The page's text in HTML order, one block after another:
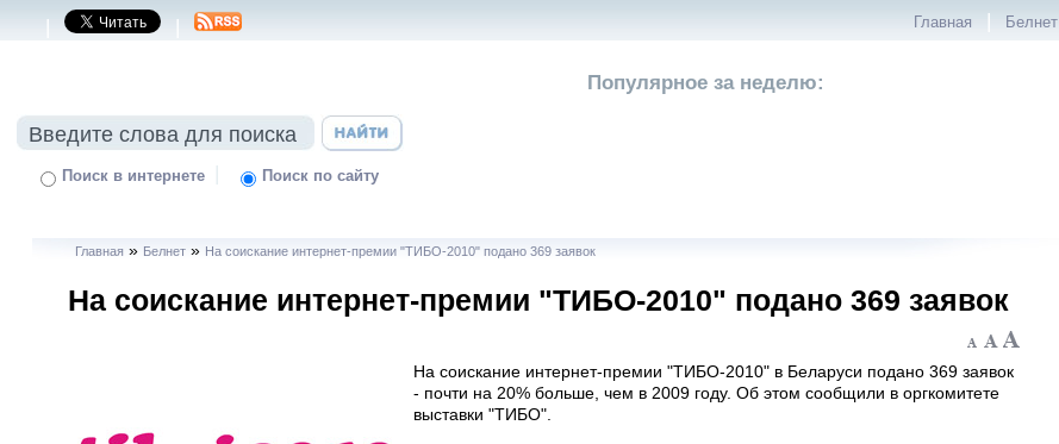
| | Главная | Белнет
Поиск в интернете | Поиск по сайту
Популярное за неделю:
Главная » Белнет» На соискание интернет-премии "ТИБО-2010" подано 369 заявок
На соискание интернет-премии "ТИБО-2010" подано 369 заявок
На соискание интернет-премии "ТИБО-2010" в Беларуси подано 369 заявок
- почти на 20% больше, чем в 2009 году. Об этом сообщили в оргкомитете
выставки "ТИБО".